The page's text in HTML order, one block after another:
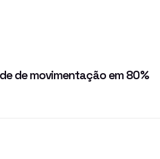
de movimentação em 80%